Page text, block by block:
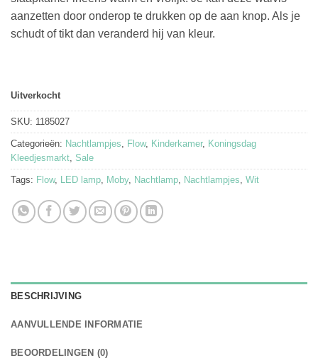
€68.95.€44.95.
aanzetten door onderop te drukken op de aan knop. Als je
schudt of tikt dan veranderd hij van kleur.
Uitverkocht
SKU: 1185027
Categorieën: Nachtlampjes Flow, Kinderkamer, Koningsdag
Kleedjesmarkt Sale
Tags: Flow, LED lamp Moby, Nachtlamp Nachtlampjes Wit
BESCHRIJVING
AANVULLENDE INFORMATIE
BEOORDELINGEN (0)